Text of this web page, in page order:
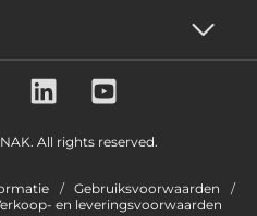
All rights reserved.
Gebruiksvoorwaarden
en leveringsvoorwaarden